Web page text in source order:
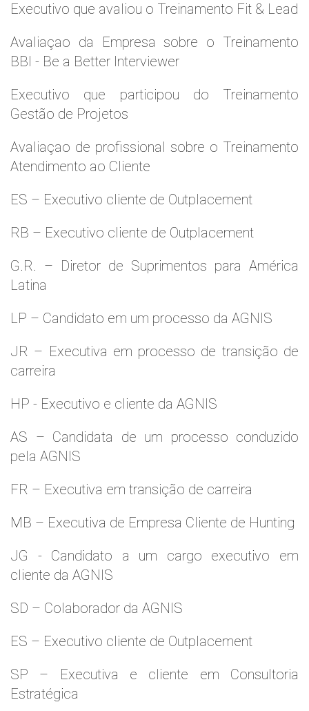
Executivo que avaliou o Treinamento Fit & Lead
Avaliaçao da Empresa sobre o Treinamento
BBI - Be a Better Interviewer
Executivo que participou do Treinamento
Gestão de Projetos
Avaliaçao de profissional sobre o Treinamento
Atendimento ao Cliente
ES – Executivo cliente de Outplacement
RB – Executivo cliente de Outplacement
G.R. – Diretor de Suprimentos para América
Latina
LP – Candidato em um processo da AGNIS
JR – Executiva em processo de transição de
carreira
HP - Executivo e cliente da AGNIS
AS – Candidata de um processo conduzido
pela AGNIS
FR – Executiva em transição de carreira
MB – Executiva de Empresa Cliente de Hunting
JG - Candidato a um cargo executivo em
cliente da AGNIS
SD – Colaborador da AGNIS
ES – Executivo cliente de Outplacement
SP – Executiva e cliente em Consultoria
Estratégica